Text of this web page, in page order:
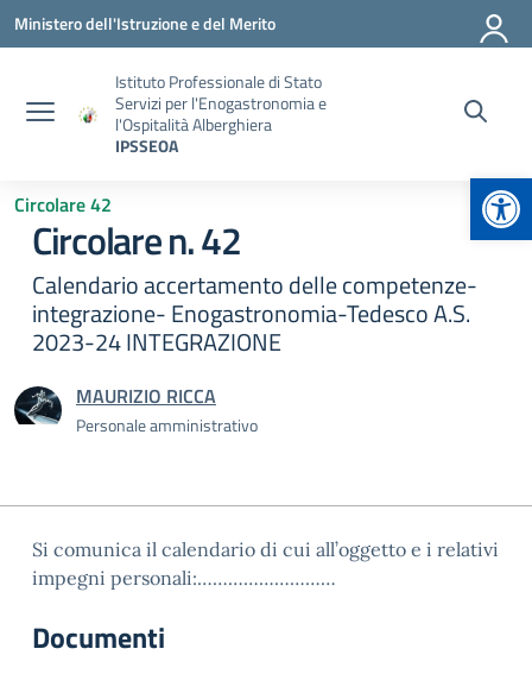
Vai ai contenuti
Vai al menu di navigazione
Vai al footer
Ministero dell'Istruzione e del Merito
Istituto Professionale di Stato
Servizi per l'Enogastronomia e
l'Ospitalità Alberghiera
IPSSEOA
Circolare 42
Circolare n. 42
Calendario accertamento delle competenze-
integrazione- Enogastronomia-Tedesco A.S.
2023-24 INTEGRAZIONE
MAURIZIO RICCA
Personale amministrativo
Si comunica il calendario di cui all’oggetto e i relativi
impegni personali:………………………
Documenti